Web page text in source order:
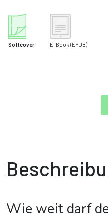
Softcover E-Book (EPUB)
Wie weit darf